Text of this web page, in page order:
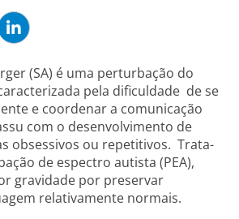
(SA) é uma perturbação do
pela dificuldade de se
e coordenar a comunicação
com o desenvolvimento de
obsessivos ou repetitivos. Trata-
de espectro autista (PEA),
gravidade por preservar
relativamente normais.